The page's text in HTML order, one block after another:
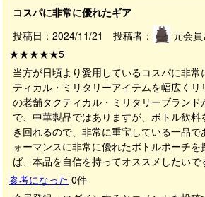
コスパに非常に優れたギア
投稿日：2024/11/21 投稿者：
元会員
★★★★★5
当方が日頃より愛用しているコスパに非常
ティカル・ミリタリーアイテムを幅広くリ
の老舗タクティカル・ミリタリーブランド
で、中華製品ではありますが、ボトル飲
き回れるので、非常に重宝している一品
ォーマンスに非常に優れたボトルポーチ
ば、本品を自信を持ってオススメしたいで
参考になった 0件